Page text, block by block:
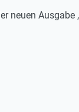
neuen Ausgabe